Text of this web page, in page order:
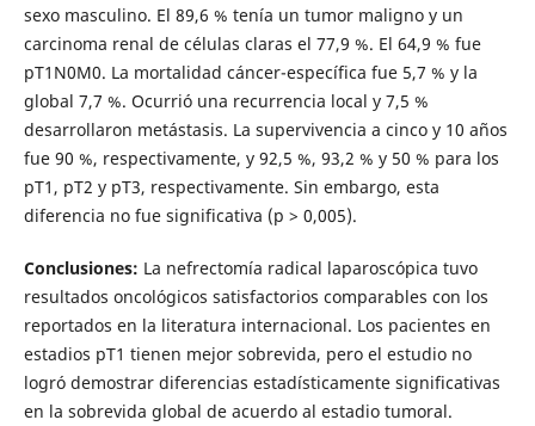
sexo masculino. El 89,6 % tenía un tumor maligno y un
carcinoma renal de células claras el 77,9 %. El 64,9 % fue
pT1N0M0. La mortalidad cáncer-específica fue 5,7 % y la
global 7,7 %. Ocurrió una recurrencia local y 7,5 %
desarrollaron metástasis. La supervivencia a cinco y 10 años
fue 90 %, respectivamente, y 92,5 %, 93,2 % y 50 % para los
pT1, pT2 y pT3, respectivamente. Sin embargo, esta
diferencia no fue significativa (p > 0,005).
Conclusiones: La nefrectomía radical laparoscópica tuvo
resultados oncológicos satisfactorios comparables con los
reportados en la literatura internacional. Los pacientes en
estadios pT1 tienen mejor sobrevida, pero el estudio no
logró demostrar diferencias estadísticamente significativas
en la sobrevida global de acuerdo al estadio tumoral.